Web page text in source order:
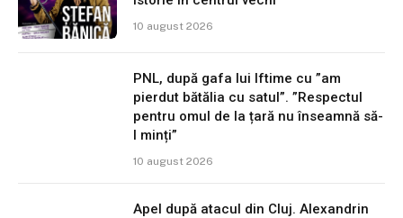
10 august 2026
PNL, după gafa lui Iftime cu ”am
pierdut bătălia cu satul”. ”Respectul
pentru omul de la țară nu înseamnă să-
l minți”
10 august 2026
Apel după atacul din Cluj. Alexandrin